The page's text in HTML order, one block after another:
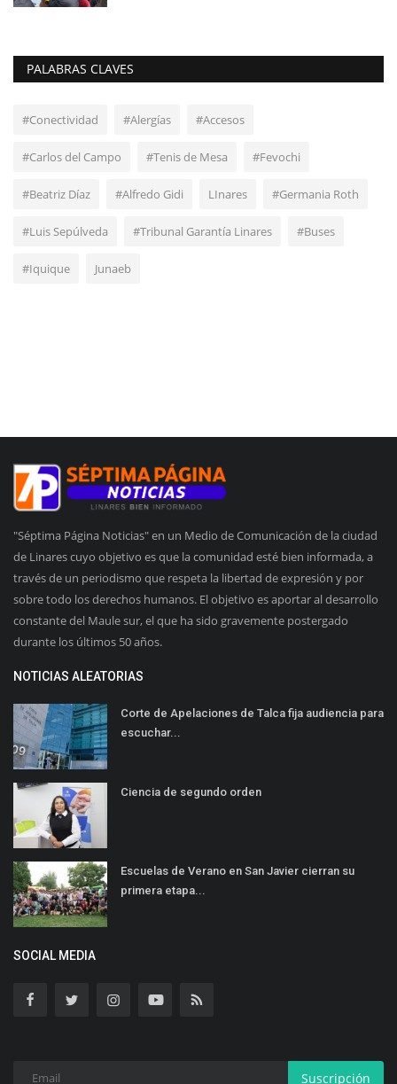
PALABRAS CLAVES
#Conectividad #Alergías #Accesos
#Carlos del Campo #Tenis de Mesa #Fevochi
#Beatriz Díaz #Alfredo Gidi LInares #Germania Roth
#Luis Sepúlveda #Tribunal Garantía Linares #Buses
#Iquique Junaeb
"Séptima Página Noticias" en un Medio de Comunicación de la ciudad
de Linares cuyo objetivo es que la comunidad esté bien informada, a
través de un periodismo que respeta la libertad de expresión y por
sobre todo los derechos humanos. El objetivo es aportar al desarrollo
constante del Maule sur, el que ha sido gravemente postergado
durante los últimos 50 años.
NOTICIAS ALEATORIAS
Corte de Apelaciones de Talca fija audiencia para
escuchar...
Ciencia de segundo orden
Escuelas de Verano en San Javier cierran su
primera etapa...
SOCIAL MEDIA
Suscripción